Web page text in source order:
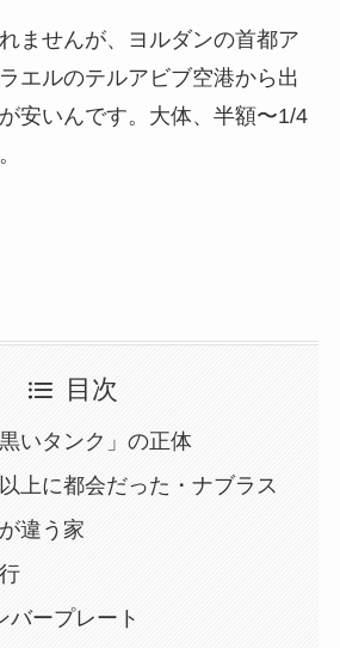
ませんが、ヨルダンの首都ア
エルのテルアビブ空港から出
安いんです。大体、半額〜1/4
目次
いタンク」の正体
上に都会だった・ナブラス
違う家
バープレート